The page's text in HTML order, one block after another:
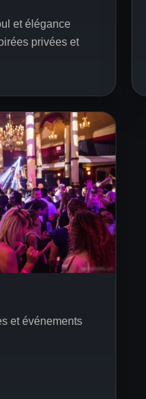
et élégance
privées et
et événements